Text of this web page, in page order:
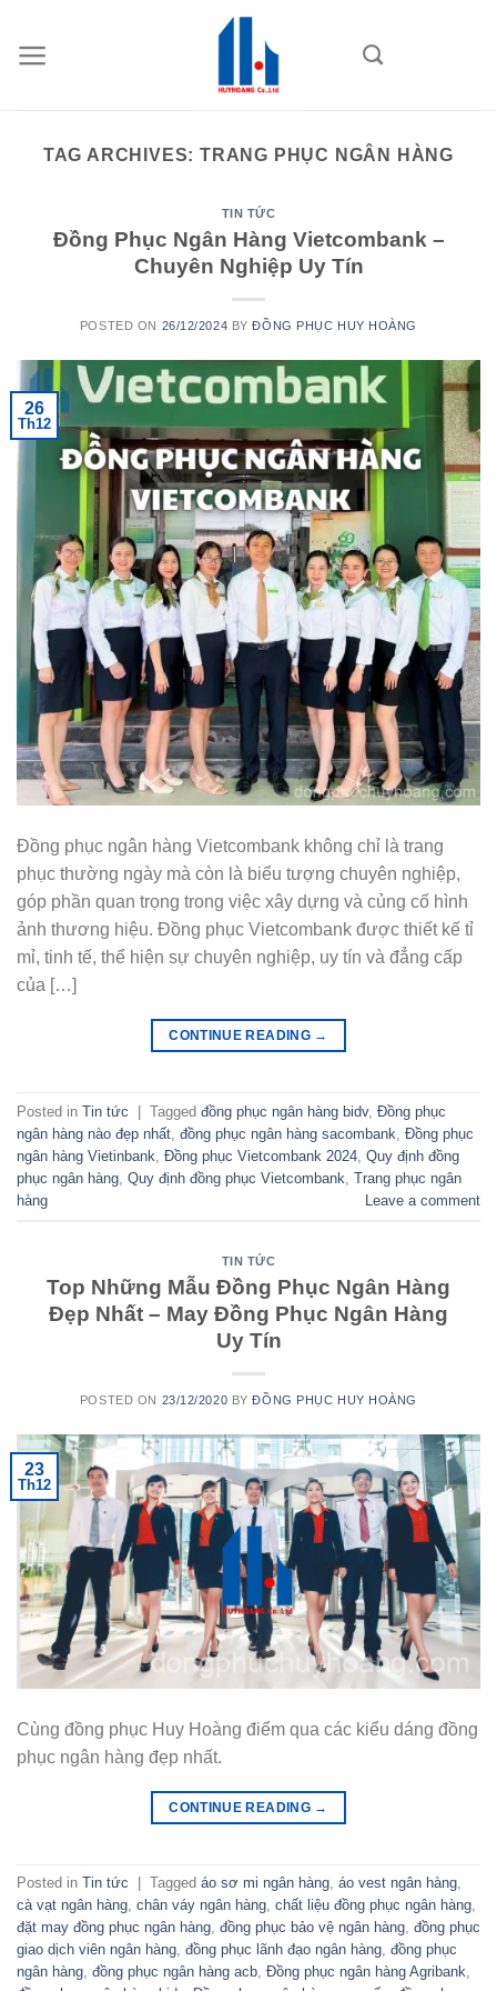
content
TAG ARCHIVES:TRANG PHỤC NGÂN HÀNG
TIN TỨC
Đồng Phục Ngân Hàng Vietcombank –
Chuyên Nghiệp Uy Tín
POSTED ON 26/12/2024 BYĐỒNG PHỤC HUY HOÀNG
26
Th12
Đồng phục ngân hàng Vietcombank không chỉ là trang
phục thường ngày mà còn là biểu tượng chuyên nghiệp,
góp phần quan trọng trong việc xây dựng và củng cố hình
ảnh thương hiệu. Đồng phục Vietcombank được thiết kế tỉ
mỉ, tinh tế, thể hiện sự chuyên nghiệp, uy tín và đẳng cấp
của […]
CONTINUE READING →
Posted in Tin tức | Tagged đồng phục ngân hàng bidv, Đồng phục
ngân hàng nào đẹp nhất đồng phục ngân hàng sacombank Đồng phục
ngân hàng Vietinbank Đồng phục Vietcombank 2024 Quy định đồng
phục ngân hàng Quy định đồng phục Vietcombank Trang phục ngân
hàng
Leave a comment
TIN TỨC
Top Những Mẫu Đồng Phục Ngân Hàng
Đẹp Nhất – May Đồng Phục Ngân Hàng
Uy Tín
POSTED ON 23/12/2020 BYĐỒNG PHỤC HUY HOÀNG
23
Th12
Cùng đồng phục Huy Hoàng điểm qua các kiểu dáng đồng
phục ngân hàng đẹp nhất.
CONTINUE READING →
Posted in Tin tức Tagged áo sơ mi ngân hàng áo vest ngân hàng
cà vạt ngân hàng chân váy ngân hàng chất liệu đồng phục ngân hàng
đặt may đồng phục ngân hàng đồng phục bảo vệ ngân hàng đồng phục
giao dịch viên ngân hàng đồng phục lãnh đạo ngân hàng đồng phục
ngân hàng đồng phục ngân hàng acb Đồng phục ngân hàng Agribank